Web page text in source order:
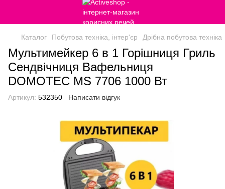
Каталог Побутова техніка, інтер'єр Дрібна побутова техніка
Мультимейкер 6 в 1 Горішниця Гриль
Сендвічниця Вафельниця
DOMOTEC MS 7706 1000 Вт
Артикул: 532350 Написати відгук